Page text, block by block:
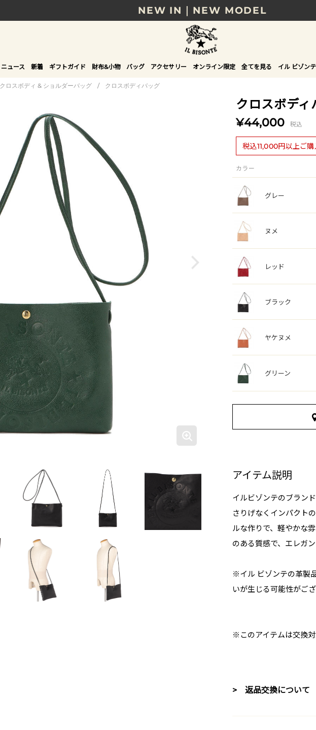
NEW IN｜NEW MODEL
8/17(月)10時まで｜税込11,000円以上で送料無
贈る相手やシーンから選べる、新しいギフトガ
NEW IN｜COLOR LEATHER
ニュース 新着 ギフトガイド 財布&小物 バッグ アクセサリー オンライン限定 全てを見る イル ビゾン
クロスボディ & ショルダーバッグ / クロスボディバッグ
クロスボディ
¥44,000 税込
税込11,000円以上ご
カラー
グレー
ヌメ
レッド
ブラック
ヤケヌメ
グリーン
アイテム説明
イルビゾンテのブラン
さりげなくインパクト
ルな作りで、軽やかな
のある質感で、エレガ
※イル ビゾンテの革製
いが生じる可能性がご
※このアイテムは交換
> 返品交換について